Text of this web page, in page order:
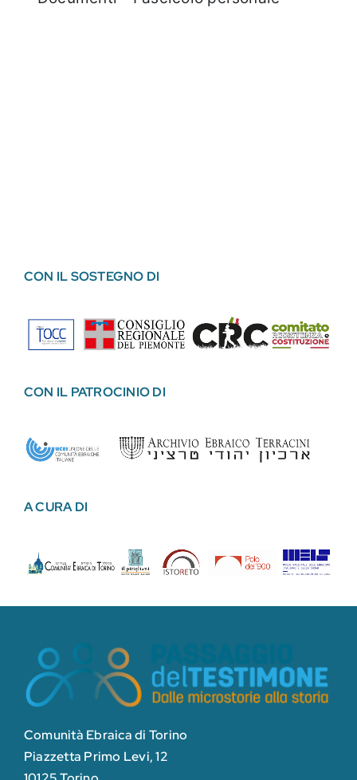
CON IL SOSTEGNO DI
CON IL PATROCINIO DI
A CURA DI
Comunità Ebraica di Torino
Piazzetta Primo Levi, 12